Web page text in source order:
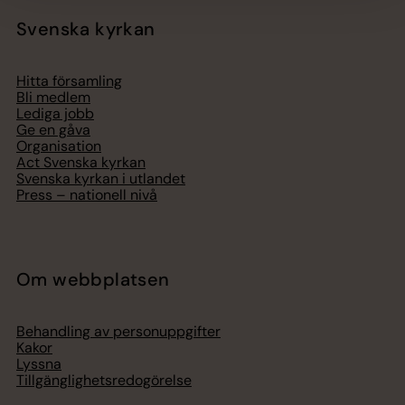
Svenska kyrkan
Hitta församling
Bli medlem
Lediga jobb
Ge en gåva
Organisation
Act Svenska kyrkan
Svenska kyrkan i utlandet
Press – nationell nivå
Om webbplatsen
Behandling av personuppgifter
Kakor
Lyssna
Tillgänglighetsredogörelse